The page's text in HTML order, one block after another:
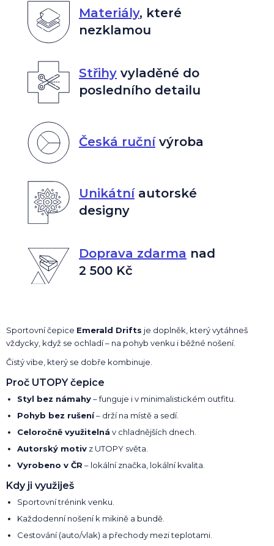
Materiály, které
nezklamou
Střihyvyladěné do
posledního detailu
Česká ručnívýroba
Unikátníautorské
designy
Doprava zdarma nad
2 500 Kč
Sportovní čepice Emerald Drifts je doplněk, který vytáhneš
vždycky, když se ochladí – na pohyb venku i běžné nošení.
Čistý vibe, který se dobře kombinuje.
Proč UTOPY čepice
Styl bez námahy– funguje i v minimalistickém outfitu.
Pohyb bez rušení– drží na místě a sedí.
Celoročně využitelná v chladnějších dnech.
Autorský motiv z UTOPY světa.
Vyrobeno v ČR – lokální značka, lokální kvalita.
Kdy ji využiješ
Sportovní trénink venku.
Každodenní nošení k mikině a bundě.
Cestování (auto/vlak) a přechody mezi teplotami.